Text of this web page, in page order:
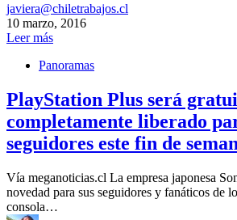
javiera@chiletrabajos.cl
10 marzo, 2016
Leer más
Panoramas
PlayStation Plus será
completamente liberado
seguidores este fin de
Vía meganoticias.cl La empresa japonesa
novedad para sus seguidores y fanáticos de
consola…